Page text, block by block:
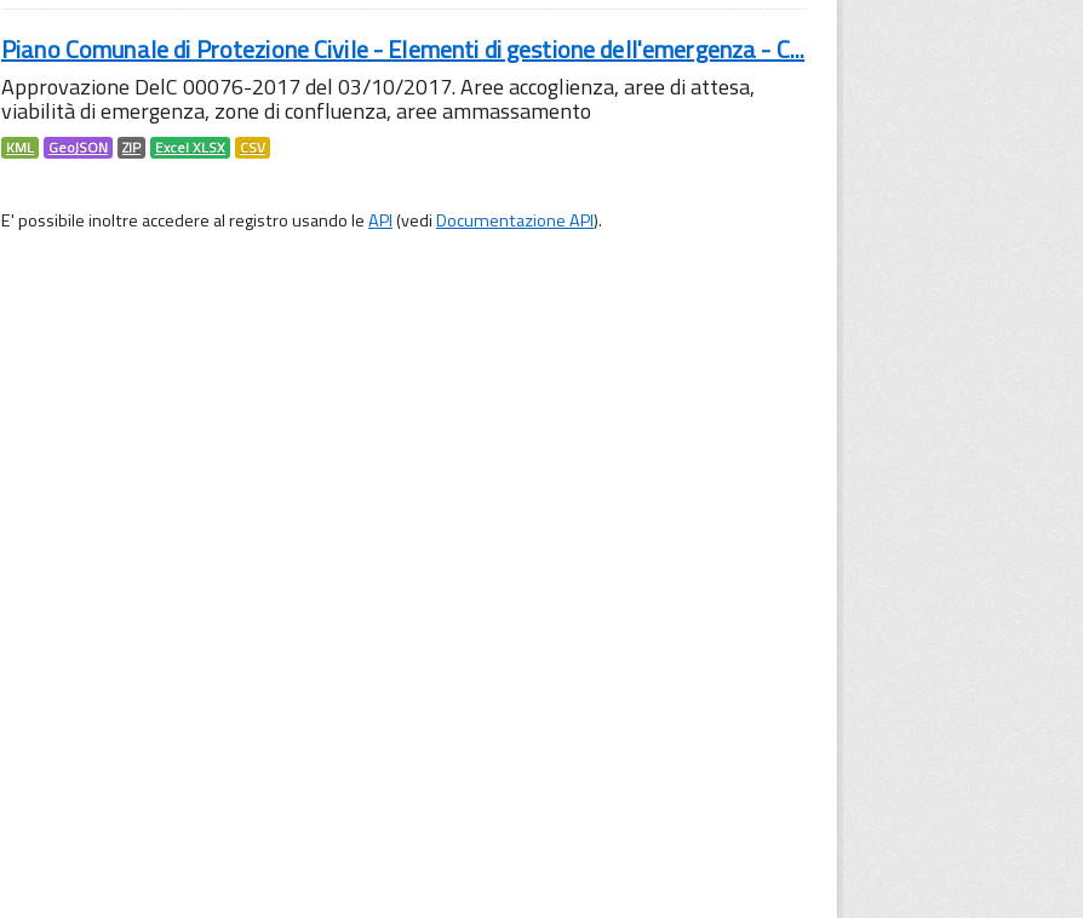
Piano Comunale di Protezione Civile - Elementi di gestione dell'emergenza - C...
Approvazione DelC 00076-2017 del 03/10/2017. Aree accoglienza, aree di attesa,
viabilità di emergenza, zone di confluenza, aree ammassamento
KML GeoJSON ZIP Excel XLSX CSV
E' possibile inoltre accedere al registro usando leAPI(vediDocumentazione API).